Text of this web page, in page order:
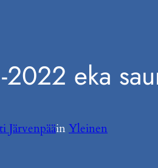
eka
JärvenpääinYleinen